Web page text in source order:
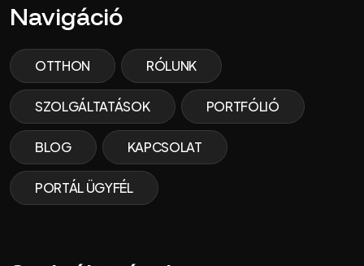
Navigáció
OTTHON RÓLUNK
SZOLGÁLTATÁSOK PORTFÓLIÓ
BLOG KAPCSOLAT
PORTÁL ÜGYFÉL